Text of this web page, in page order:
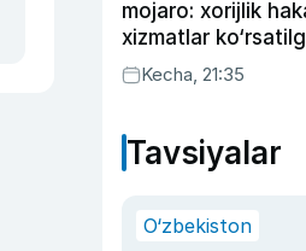
mojaro: xorijlik
xizmatlar
qilindi
Kecha, 21:35
Tavsiyalar
O‘zbekiston